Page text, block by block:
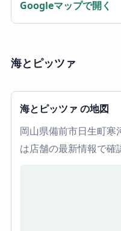
Googleマップで開く
海とピッツァ
海とピッツァ の地図
岡山県備前市日生町寒
は店舗の最新情報で確